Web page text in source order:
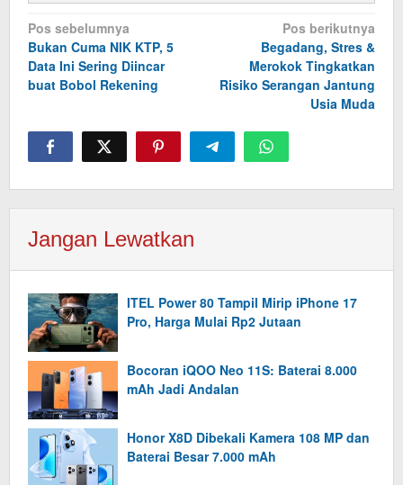
Navigasi
pos
Pos sebelumnya
Bukan Cuma NIK KTP, 5
Data Ini Sering Diincar
buat Bobol Rekening
Pos berikutnya
Begadang, Stres &
Merokok Tingkatkan
Risiko Serangan Jantung
Usia Muda
Jangan Lewatkan
ITEL Power 80 Tampil Mirip iPhone 17
Pro, Harga Mulai Rp2 Jutaan
Bocoran iQOO Neo 11S: Baterai 8.000
mAh Jadi Andalan
Honor X8D Dibekali Kamera 108 MP dan
Baterai Besar 7.000 mAh